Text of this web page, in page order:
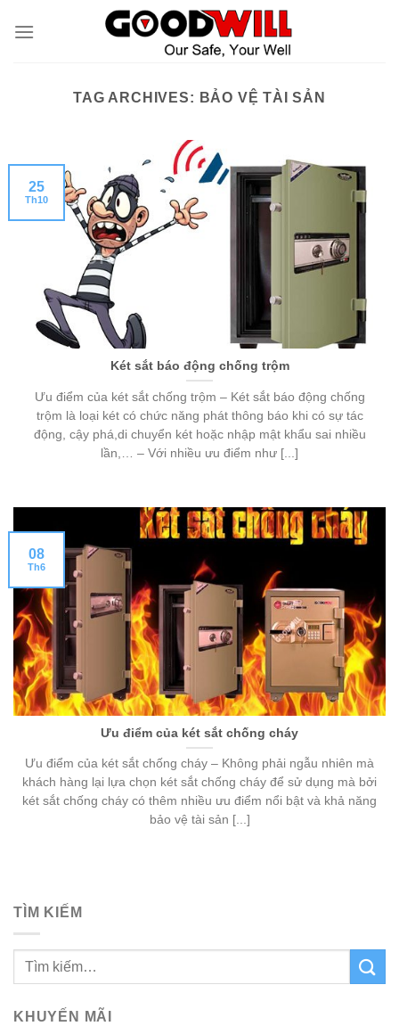
TAG ARCHIVES: BẢO VỆ TÀI SẢN
Két sắt báo động chống trộm
Ưu điểm của két sắt chống trộm – Két sắt báo động chống
trộm là loại két có chức năng phát thông báo khi có sự tác
động, cậy phá,di chuyển két hoặc nhập mật khẩu sai nhiều
lần,… – Với nhiều ưu điểm như [...]
25
Th10
Ưu điểm của két sắt chống cháy
Ưu điểm của két sắt chống cháy – Không phải ngẫu nhiên mà
khách hàng lại lựa chọn két sắt chống cháy để sử dụng mà bởi
két sắt chống cháy có thêm nhiều ưu điểm nổi bật và khả năng
bảo vệ tài sản [...]
08
Th6
TÌM KIẾM
KHUYẾN MÃI